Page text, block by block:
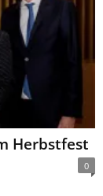
Herbstfest
0